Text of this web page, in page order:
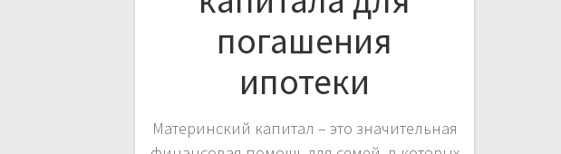
погашения
ипотеки
Материнский капитал – это значительная